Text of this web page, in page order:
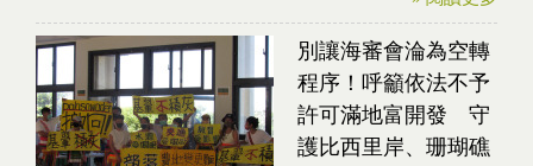
別讓海審會淪為空轉
程序！呼籲依法不予
許可滿地富開發 守
護比西里岸、珊瑚礁